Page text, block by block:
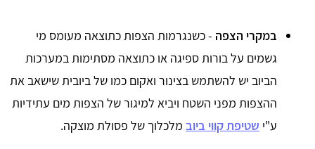
במקרי הצפה - כשנגרמות הצפות כתוצאה מעומס מי
גשמים על בורות ספיגה או כתוצאה מסתימות במערכות
הביוב יש להשתמש בצינור ואקום כמו של ביובית שישאב את
ההצפות מפני השטח ויביא למיגור של הצפות מים עתידיות
ע"י שטיפת קווי ביוב מלכלוך של פסולת מוצקה.